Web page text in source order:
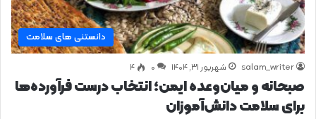
دانستنی های سلامت
salam_writer شهریور ۳۱, ۱۴۰۴ 0 ۴
صبحانه و میان‌وعده ایمن؛ انتخاب درست فرآورده‌ها
برای سلامت دانش‌آموزان